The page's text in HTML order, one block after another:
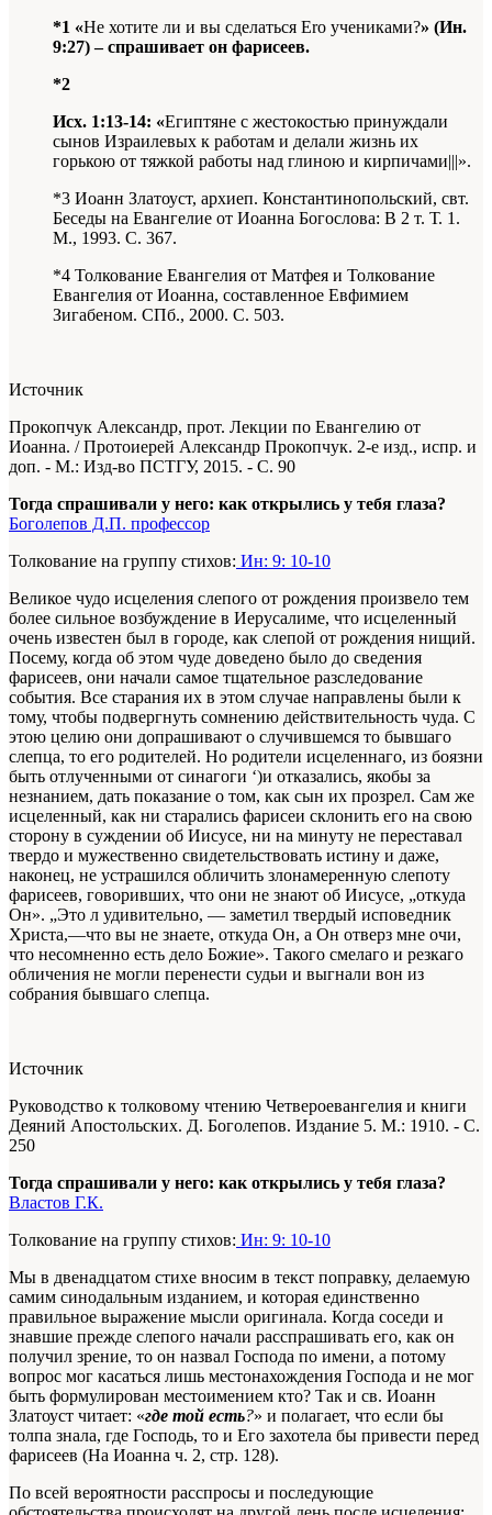
*1 «Не хотите ли и вы сделаться Ero учениками?» (Ин.
9:27) – спрашивает он фарисеев.
*2
Исх. 1:13-14: «Египтяне с жестокостью принуждали
сынов Израилевых к работам и делали жизнь их
горькою от тяжкой работы над глиною и кирпичами|||».
*3 Иоанн Златоуст, архиеп. Константинопольский, свт.
Беседы на Евангелие от Иоанна Богослова: В 2 т. Т. 1.
М., 1993. С. 367.
*4 Толкование Евангелия от Матфея и Толкование
Евангелия от Иоанна, составленное Евфимием
Зигабеном. СПб., 2000. С. 503.
Источник
Прокопчук Александр, прот. Лекции по Евангелию от
Иоанна. / Протоиерей Александр Прокопчук. 2-е изд., испр. и
доп. - М.: Изд-во ПСТГУ, 2015. - С. 90
Тогда спрашивали у него: как открылись у тебя глаза?
Боголепов Д.П. профессор
Толкование на группу стихов: Ин: 9: 10-10
Великое чудо исцеления слепого от рождения произвело тем
более сильное возбуждение в Иерусалиме, что исцеленный
очень известен был в городе, как слепой от рождения нищий.
Посему, когда об этом чуде доведено было до сведения
фарисеев, они начали самое тщательное разследование
события. Все старания их в этом случае направлены были к
тому, чтобы подвергнуть сомнению действительность чуда. С
этою целию они допрашивают о случившемся то бывшаго
слепца, то его родителей. Но родители исцеленнаго, из боязни
быть отлученными от синагоги ‘)и отказались, якобы за
незнанием, дать показание о том, как сын их прозрел. Сам же
исцеленный, как ни старались фарисеи склонить его на свою
сторону в суждении об Иисусе, ни на минуту не переставал
твердо и мужественно свидетельствовать истину и даже,
наконец, не устрашился обличить злонамеренную слепоту
фарисеев, говоривших, что они не знают об Иисусе, „откуда
Он». „Это л удивительно, — заметил твердый исповедник
Христа,—что вы не знаете, откуда Он, а Он отверз мне очи,
что несомненно есть дело Божие». Такого смелаго и резкаго
обличения не могли перенести судьи и выгнали вон из
собрания бывшаго слепца.
Источник
Руководство к толковому чтению Четвероевангелия и книги
Деяний Апостольских. Д. Боголепов. Издание 5. М.: 1910. - С.
250
Тогда спрашивали у него: как открылись у тебя глаза?
Властов Г.К.
Толкование на группу стихов: Ин: 9: 10-10
Мы в двенадцатом стихе вносим в текст поправку, делаемую
самим синодальным изданием, и которая единственно
правильное выражение мысли оригинала. Когда соседи и
знавшие прежде слепого начали расспрашивать его, как он
получил зрение, то он назвал Господа по имени, а потому
вопрос мог касаться лишь местонахождения Господа и не мог
быть формулирован местоимением кто? Так и св. Иоанн
Златоуст читает: «где той есть?» и полагает, что если бы
толпа знала, где Господь, то и Его захотела бы привести перед
фарисеев (На Иоанна ч. 2, стр. 128).
По всей вероятности расспросы и последующие